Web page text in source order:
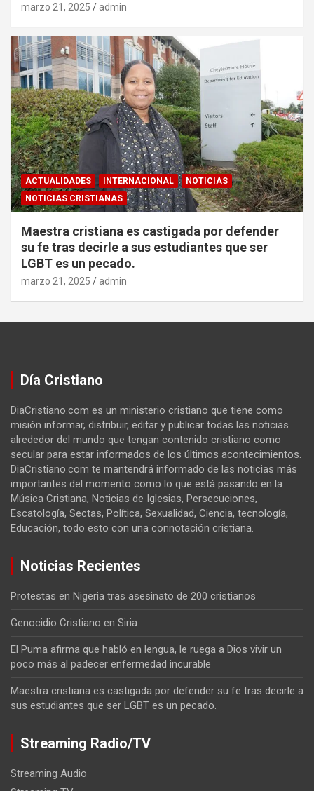
marzo 21, 2025 admin
ACTUALIDADES INTERNACIONAL
NOTICIAS
NOTICIAS CRISTIANAS
Maestra cristiana es castigada por defender
su fe tras decirle a sus estudiantes que ser
LGBT es un pecado.
marzo 21, 2025 admin
Día Cristiano
DiaCristiano.com es un ministerio cristiano que tiene como
misión informar, distribuir, editar y publicar todas las noticias
alrededor del mundo que tengan contenido cristiano como
secular para estar informados de los últimos acontecimientos.
DiaCristiano.com te mantendrá informado de las noticias más
importantes del momento como lo que está pasando en la
Música Cristiana, Noticias de Iglesias, Persecuciones,
Escatología, Sectas, Política, Sexualidad, Ciencia, tecnología,
Educación, todo esto con una connotación cristiana.
Noticias Recientes
Protestas en Nigeria tras asesinato de 200 cristianos
Genocidio Cristiano en Siria
El Puma afirma que habló en lengua, le ruega a Dios vivir un
poco más al padecer enfermedad incurable
Maestra cristiana es castigada por defender su fe tras decirle a
sus estudiantes que ser LGBT es un pecado.
Streaming Radio/TV
Streaming Audio